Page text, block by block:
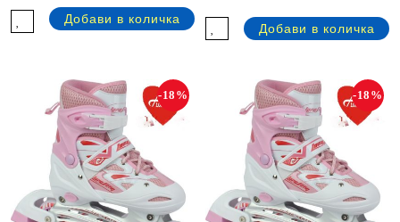
-18% -18%